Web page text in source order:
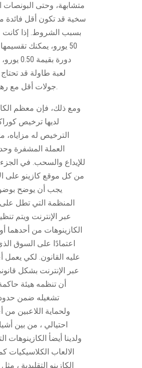
متشابهة، وحتى البونصات
سخية قد تكون أقل فائدة
بسبب الشروط. إذا كانت
دورة بقيمة
لعبة طاولة قد
جولات أقل مع رهان أعلى.
ومع ذلك، فإن معظم
لديها ترخيص
الترخيص له مزاياه،
العملة المشفرة
للإيداع والسحب. في
من كل موقع كازينو على
يجب أن يوضح
المنظمة التي تطل على
عبر الإنترنت ويتم
الكازينوهات من أحدهما
اعتمادًا على السوق
عليه القانون. لكي يعمل
عبر الإنترنت بشكل
أن تنظمه هيئة
تشغيله ضمن حدود
ولحماية اللاعبين
احتيالي ، من بين
ولدينا أيضأ الكازينوهات
الالعاب الكلاسيكيات
الكازينو التقليدية ،